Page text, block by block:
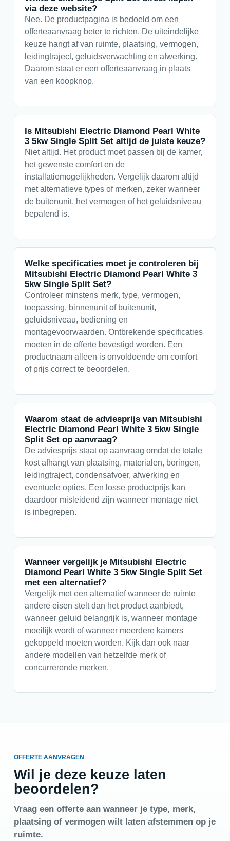
via deze website?
Nee. De productpagina is bedoeld om een
offerteaanvraag beter te richten. De uiteindelijke
keuze hangt af van ruimte, plaatsing, vermogen,
leidingtraject, geluidsverwachting en afwerking.
Daarom staat er een offerteaanvraag in plaats
van een koopknop.
Is Mitsubishi Electric Diamond Pearl White
3 5kw Single Split Set altijd de juiste keuze?
Niet altijd. Het product moet passen bij de kamer,
het gewenste comfort en de
installatiemogelijkheden. Vergelijk daarom altijd
met alternatieve types of merken, zeker wanneer
de buitenunit, het vermogen of het geluidsniveau
bepalend is.
Welke specificaties moet je controleren bij
Mitsubishi Electric Diamond Pearl White 3
5kw Single Split Set?
Controleer minstens merk, type, vermogen,
toepassing, binnenunit of buitenunit,
geluidsniveau, bediening en
montagevoorwaarden. Ontbrekende specificaties
moeten in de offerte bevestigd worden. Een
productnaam alleen is onvoldoende om comfort
of prijs correct te beoordelen.
Waarom staat de adviesprijs van Mitsubishi
Electric Diamond Pearl White 3 5kw Single
Split Set op aanvraag?
De adviesprijs staat op aanvraag omdat de totale
kost afhangt van plaatsing, materialen, boringen,
leidingtraject, condensafvoer, afwerking en
eventuele opties. Een losse productprijs kan
daardoor misleidend zijn wanneer montage niet
is inbegrepen.
Wanneer vergelijk je Mitsubishi Electric
Diamond Pearl White 3 5kw Single Split Set
met een alternatief?
Vergelijk met een alternatief wanneer de ruimte
andere eisen stelt dan het product aanbiedt,
wanneer geluid belangrijk is, wanneer montage
moeilijk wordt of wanneer meerdere kamers
gekoppeld moeten worden. Kijk dan ook naar
andere modellen van hetzelfde merk of
concurrerende merken.
OFFERTE AANVRAGEN
Wil je deze keuze laten
beoordelen?
Vraag een offerte aan wanneer je type, merk,
plaatsing of vermogen wilt laten afstemmen op je
ruimte.